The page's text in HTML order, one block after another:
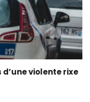
d’une violente rixe